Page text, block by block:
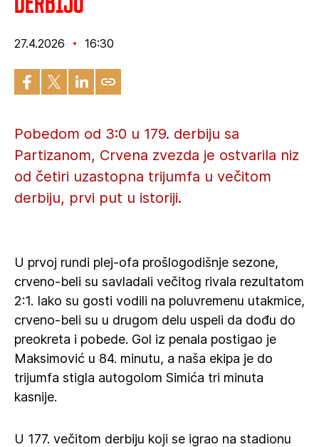
27.4.2026 16:30
Pobedom od 3:0 u 179. derbiju sa
Partizanom, Crvena zvezda je ostvarila niz
od četiri uzastopna trijumfa u večitom
derbiju, prvi put u istoriji.
U prvoj rundi plej-ofa prošlogodišnje sezone,
crveno-beli su savladali večitog rivala rezultatom
2:1. Iako su gosti vodili na poluvremenu utakmice,
crveno-beli su u drugom delu uspeli da dođu do
preokreta i pobede. Gol iz penala postigao je
Maksimović u 84. minutu, a naša ekipa je do
trijumfa stigla autogolom Simića tri minuta
kasnije.
U 177. večitom derbiju koji se igrao na stadionu